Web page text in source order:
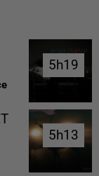
5h19
5h19
5h13
5h13